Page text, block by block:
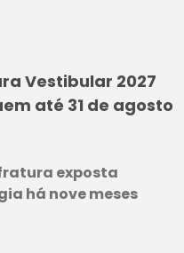
Vestibular 2027
até 31 de agosto
exposta
há nove meses